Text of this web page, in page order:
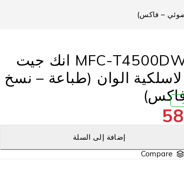
طابعة براذر MFC-T4500DW A3 انك جيت
الوان (طباعة – نسخ
إضافة إلى السلة
Compare